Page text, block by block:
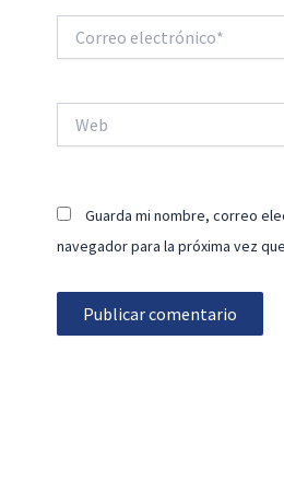
electrónico*
Guarda mi nombre, correo
navegador para la próxima vez